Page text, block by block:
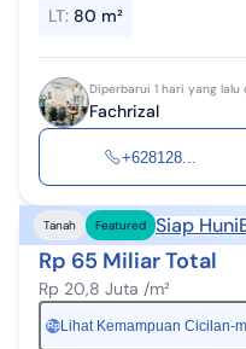
termasuk p...
LT: 80 m²
Diperbarui 1 hari yang lalu
Fachrizal
+628128...
Tanah Featured Siap Huni
Rp 65 Miliar Total
Rp 20,8 Juta /m²
Rp Lihat Kemampuan Cicilan-